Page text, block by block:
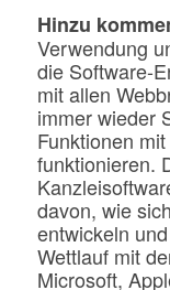
Hinzu
Verwendung
die Software-
mit allen
immer wieder
Funktionen
funktionieren.
davon, wie
entwickeln
Wettlauf mit
Microsoft,